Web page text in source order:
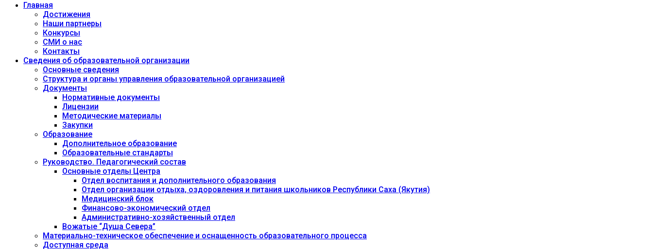
Главная
Достижения
Наши партнеры
Конкурсы
СМИ о нас
Контакты
Сведения об образовательной организации
Основные сведения
Структура и органы управления образовательной организацией
Документы
Нормативные документы
Лицензии
Методические материалы
Закупки
Образование
Дополнительное образование
Образовательные стандарты
Руководство. Педагогический состав
Основные отделы Центра
Отдел воспитания и дополнительного образования
Отдел организации отдыха, оздоровления и питания школьников Республики Саха (Якутия)
Медицинский блок
Финансово-экономический отдел
Административно-хозяйственный отдел
Вожатые “Душа Севера”
Материально-техническое обеспечение и оснащенность образовательного процесса
Доступная среда